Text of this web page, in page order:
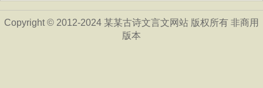
Copyright © 2012-2024 某某古诗文言文网站 版权所有 非商用
版本